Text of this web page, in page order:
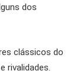
dos
clássicos do
rivalidades.